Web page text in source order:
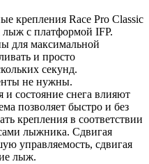
крепления Race Pro Classic
лыж с платформой IFP.
для максимальной
и просто
секунд.
не нужны.
состояние снега влияют
позволяет быстро и без
крепления в соответствии
лыжника. Сдвигая
управляемость, сдвигая
лыж.